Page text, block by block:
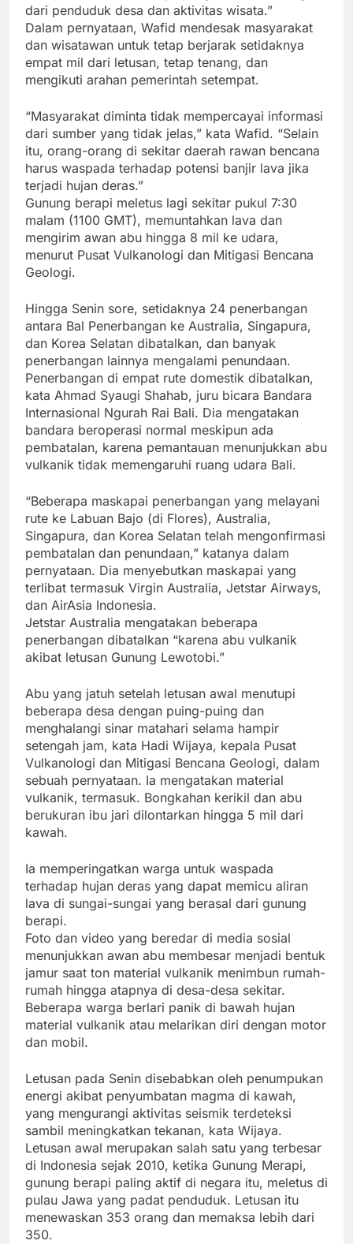
dari penduduk desa dan aktivitas wisata.”
Dalam pernyataan, Wafid mendesak masyarakat
dan wisatawan untuk tetap berjarak setidaknya
empat mil dari letusan, tetap tenang, dan
mengikuti arahan pemerintah setempat.
“Masyarakat diminta tidak mempercayai informasi
dari sumber yang tidak jelas,” kata Wafid. “Selain
itu, orang-orang di sekitar daerah rawan bencana
harus waspada terhadap potensi banjir lava jika
terjadi hujan deras.”
Gunung berapi meletus lagi sekitar pukul 7:30
malam (1100 GMT), memuntahkan lava dan
mengirim awan abu hingga 8 mil ke udara,
menurut Pusat Vulkanologi dan Mitigasi Bencana
Geologi.
Hingga Senin sore, setidaknya 24 penerbangan
antara Bal Penerbangan ke Australia, Singapura,
dan Korea Selatan dibatalkan, dan banyak
penerbangan lainnya mengalami penundaan.
Penerbangan di empat rute domestik dibatalkan,
kata Ahmad Syaugi Shahab, juru bicara Bandara
Internasional Ngurah Rai Bali. Dia mengatakan
bandara beroperasi normal meskipun ada
pembatalan, karena pemantauan menunjukkan abu
vulkanik tidak memengaruhi ruang udara Bali.
“Beberapa maskapai penerbangan yang melayani
rute ke Labuan Bajo (di Flores), Australia,
Singapura, dan Korea Selatan telah mengonfirmasi
pembatalan dan penundaan,” katanya dalam
pernyataan. Dia menyebutkan maskapai yang
terlibat termasuk Virgin Australia, Jetstar Airways,
dan AirAsia Indonesia.
Jetstar Australia mengatakan beberapa
penerbangan dibatalkan “karena abu vulkanik
akibat letusan Gunung Lewotobi.”
Abu yang jatuh setelah letusan awal menutupi
beberapa desa dengan puing-puing dan
menghalangi sinar matahari selama hampir
setengah jam, kata Hadi Wijaya, kepala Pusat
Vulkanologi dan Mitigasi Bencana Geologi, dalam
sebuah pernyataan. Ia mengatakan material
vulkanik, termasuk. Bongkahan kerikil dan abu
berukuran ibu jari dilontarkan hingga 5 mil dari
kawah.
Ia memperingatkan warga untuk waspada
terhadap hujan deras yang dapat memicu aliran
lava di sungai-sungai yang berasal dari gunung
berapi.
Foto dan video yang beredar di media sosial
menunjukkan awan abu membesar menjadi bentuk
jamur saat ton material vulkanik menimbun rumah-
rumah hingga atapnya di desa-desa sekitar.
Beberapa warga berlari panik di bawah hujan
material vulkanik atau melarikan diri dengan motor
dan mobil.
Letusan pada Senin disebabkan oleh penumpukan
energi akibat penyumbatan magma di kawah,
yang mengurangi aktivitas seismik terdeteksi
sambil meningkatkan tekanan, kata Wijaya.
Letusan awal merupakan salah satu yang terbesar
di Indonesia sejak 2010, ketika Gunung Merapi,
gunung berapi paling aktif di negara itu, meletus di
pulau Jawa yang padat penduduk. Letusan itu
menewaskan 353 orang dan memaksa lebih dari
350.